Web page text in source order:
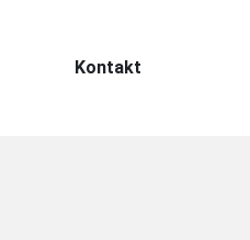
Kontakt